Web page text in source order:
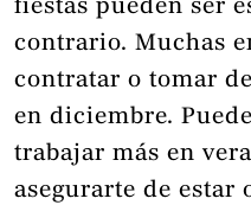
fiestas pueden ser
contrario. Muchas
contratar o tomar
en diciembre.
trabajar más en
asegurarte de estar